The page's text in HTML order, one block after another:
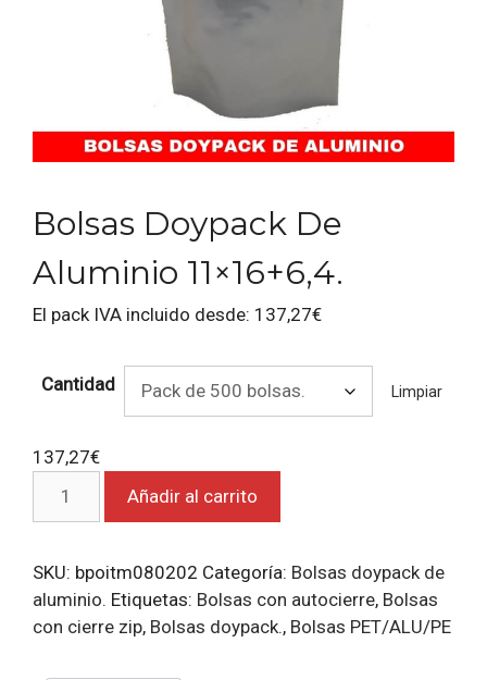
Bolsas Doypack De
Aluminio 11×16+6,4.
El pack IVA incluido desde: 137,27€
Cantidad Limpiar
137,27€
doypack
aluminio
11x16+6,4.
cantidad
Añadir al carrito
SKU: bpoitm080202 Categoría: Bolsas doypack de
aluminio. Etiquetas: Bolsas con autocierre, Bolsas
con cierre zip, Bolsas doypack., Bolsas PET/ALU/PE